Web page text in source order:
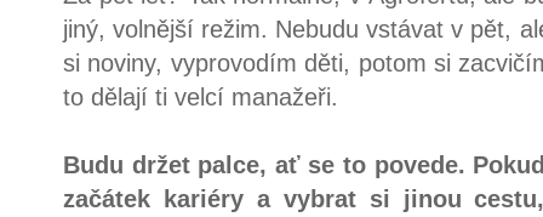
jiný, volnější režim. Nebudu vstávat v pět,
si noviny, vyprovodím děti, potom si
to dělají ti velcí manažeři.
Budu držet palce, ať se to povede.
začátek kariéry a vybrat si jinou